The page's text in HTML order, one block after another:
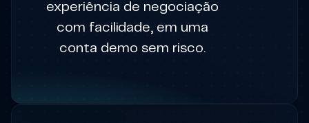
experiência de negociação
com facilidade, em uma
conta demo sem risco.